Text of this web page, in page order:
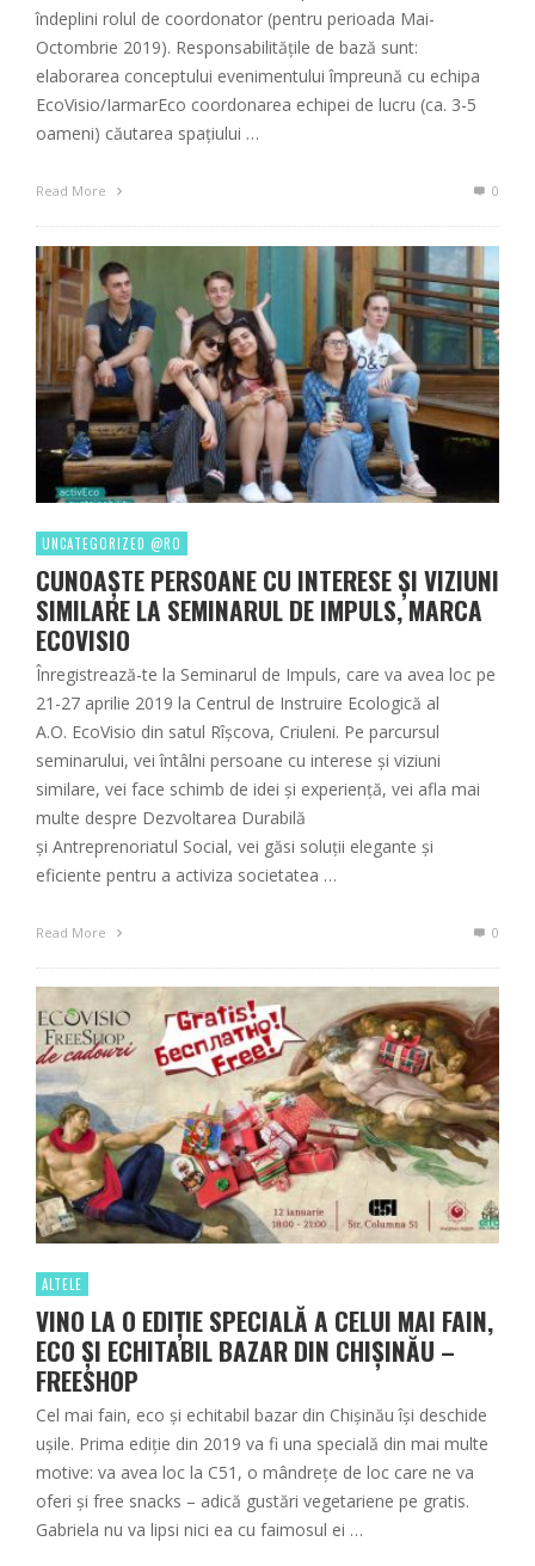
îndeplini rolul de coordonator (pentru perioada Mai-
Octombrie 2019). Responsabilitățile de bază sunt:
elaborarea conceptului evenimentului împreună cu echipa
EcoVisio/IarmarEco coordonarea echipei de lucru (ca. 3-5
oameni) căutarea spațiului …
Read More 0
UNCATEGORIZED @RO
CUNOAȘTE PERSOANE CU INTERESE ȘI VIZIUNI
SIMILARE LA SEMINARUL DE IMPULS, MARCA
ECOVISIO
Înregistrează-te la Seminarul de Impuls, care va avea loc pe
21-27 aprilie 2019 la Centrul de Instruire Ecologică al
A.O. EcoVisio din satul Rîșcova, Criuleni. Pe parcursul
seminarului, vei întâlni persoane cu interese și viziuni
similare, vei face schimb de idei și experiență, vei afla mai
multe despre Dezvoltarea Durabilă
și Antreprenoriatul Social, vei găsi soluții elegante și
eficiente pentru a activiza societatea …
Read More 0
ALTELE
VINO LA O EDIȚIE SPECIALĂ A CELUI MAI FAIN,
ECO ȘI ECHITABIL BAZAR DIN CHIȘINĂU –
FREESHOP
Cel mai fain, eco și echitabil bazar din Chișinău își deschide
ușile. Prima ediție din 2019 va fi una specială din mai multe
motive: va avea loc la C51, o mândrețe de loc care ne va
oferi și free snacks – adică gustări vegetariene pe gratis.
Gabriela nu va lipsi nici ea cu faimosul ei …